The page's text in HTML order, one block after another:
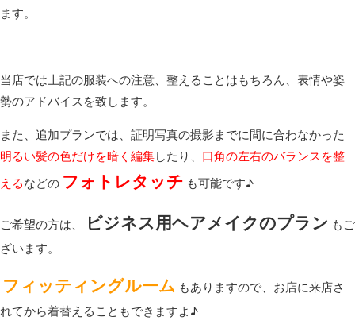
ます。
当店では上記の服装への注意、整えることはもちろん、表情や姿
勢のアドバイスを致します。
また、追加プランでは、証明写真の撮影までに間に合わなかった
明るい髪の色だけを暗く編集したり、 口角の左右のバランスを整
えるなどの フォトレタッチ も可能です♪
ご希望の方は、 ビジネス用ヘアメイクのプラン もご
ざいます。
フィッティングルーム もありますので、お店に来店さ
れてから着替えることもできますよ♪